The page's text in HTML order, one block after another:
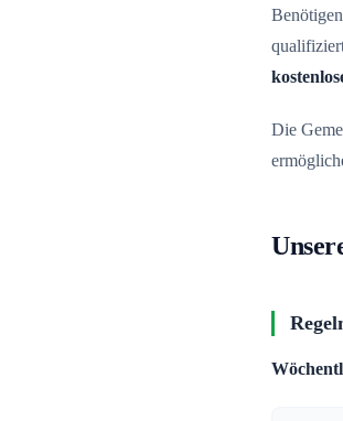
Die